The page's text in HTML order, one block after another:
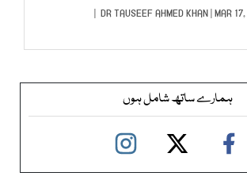
DR TAUSEEF AHMED KHAN| MAR
ہمارے ساتھ شامل ہوں